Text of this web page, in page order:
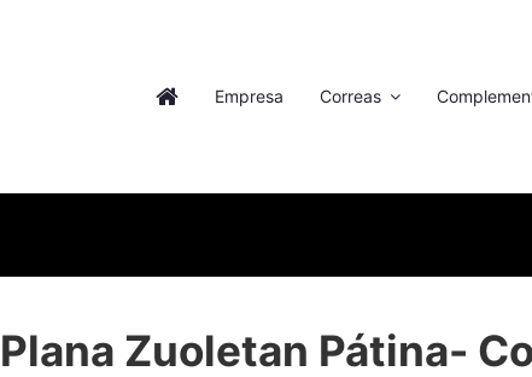
Empresa Correas
Plana Zuoletan Pátina-